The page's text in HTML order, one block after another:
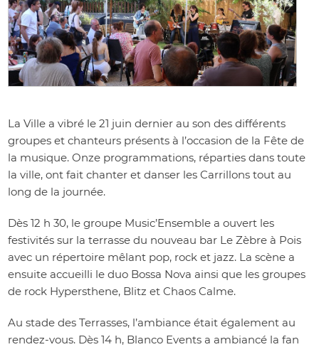
La Ville a vibré le 21 juin dernier au son des différents
groupes et chanteurs présents à l’occasion de la Fête de
la musique. Onze programmations, réparties dans toute
la ville, ont fait chanter et danser les Carrillons tout au
long de la journée.
Dès 12 h 30, le groupe Music’Ensemble a ouvert les
festivités sur la terrasse du nouveau bar Le Zèbre à Pois
avec un répertoire mêlant pop, rock et jazz. La scène a
ensuite accueilli le duo Bossa Nova ainsi que les groupes
de rock Hypersthene, Blitz et Chaos Calme.
Au stade des Terrasses, l’ambiance était également au
rendez-vous. Dès 14 h, Blanco Events a ambiancé la fan